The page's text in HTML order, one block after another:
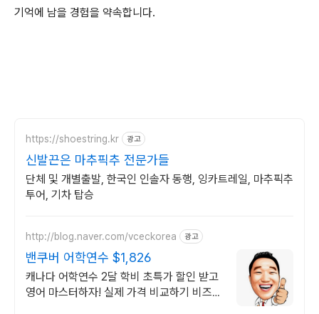
기억에 남을 경험을 약속합니다.
https://shoestring.kr 광고
신발끈은 마추픽추 전문가들
단체 및 개별출발, 한국인 인솔자 동행, 잉카트레일, 마추픽추
투어, 기차 탑승
http://blog.naver.com/vceckorea 광고
밴쿠버 어학연수 $1,826
캐나다 어학연수 2달 학비 초특가 할인 받고
영어 마스터하자! 실제 가격 비교하기 비즈니